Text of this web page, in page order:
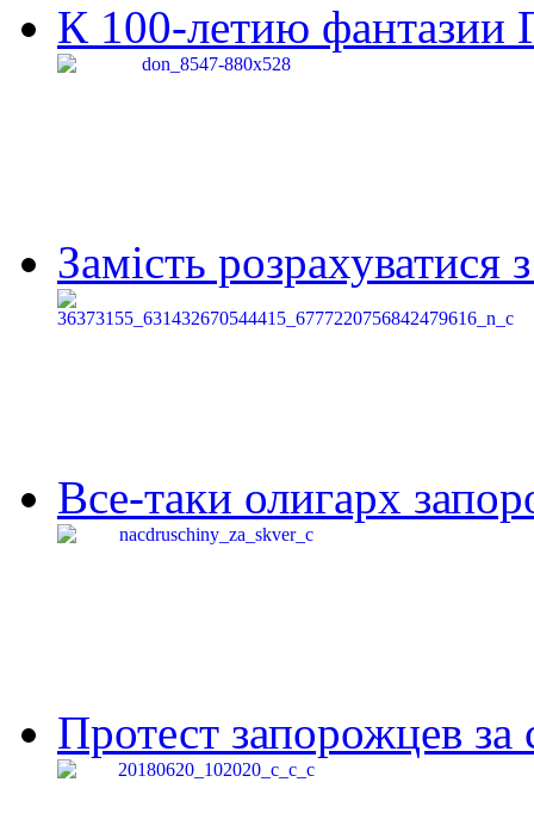
К 100-летию фантазии
Замість
Все-таки олигарх
Протест запорожцев за